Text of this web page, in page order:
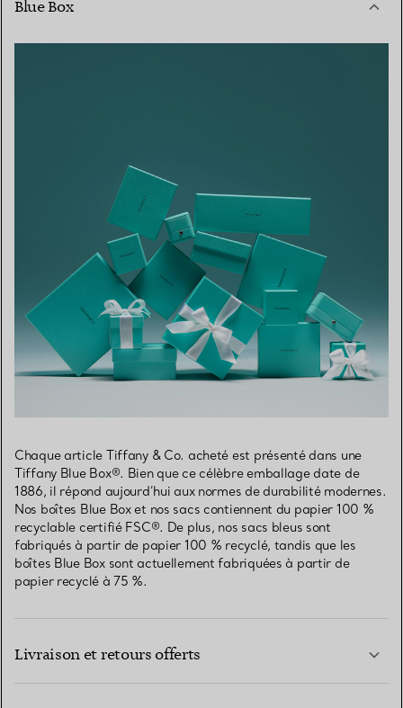
Blue Box
Chaque article Tiffany & Co. acheté est présenté dans une
Tiffany Blue Box®. Bien que ce célèbre emballage date de
1886, il répond aujourd’hui aux normes de durabilité modernes.
Nos boîtes Blue Box et nos sacs contiennent du papier 100 %
recyclable certifié FSC®. De plus, nos sacs bleus sont
fabriqués à partir de papier 100 % recyclé, tandis que les
boîtes Blue Box sont actuellement fabriquées à partir de
papier recyclé à 75 %.
Livraison et retours offerts